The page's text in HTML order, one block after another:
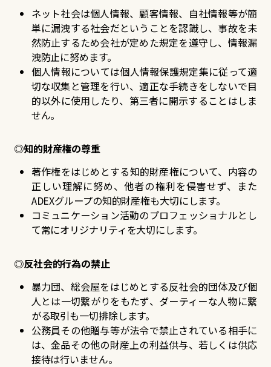
ネット社会は個人情報、顧客情報、自社情報等が簡
単に漏洩する社会だということを認識し、事故を未
然防止するため会社が定めた規定を遵守し、情報漏
洩防止に努めます。
個人情報については個人情報保護規定集に従って適
切な収集と管理を行い、適正な手続きをしないで目
的以外に使用したり、第三者に開示することはしま
せん。
◎知的財産権の尊重
著作権をはじめとする知的財産権について、内容の
正しい理解に努め、他者の権利を侵害せず、また
ADEXグループの知的財産権も大切にします。
コミュニケーション活動のプロフェッショナルとし
て常にオリジナリティを大切にします。
◎反社会的行為の禁止
暴力団、総会屋をはじめとする反社会的団体及び個
人とは一切繋がりをもたず、ダーティーな人物に繋
がる取引も一切排除します。
公務員その他贈与等が法令で禁止されている相手に
は、金品その他の財産上の利益供与、若しくは供応
接待は行いません。